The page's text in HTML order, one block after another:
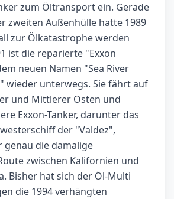
zum Öltransport ein. Gerade
zweiten Außenhülle hatte 1989
zur Ölkatastrophe werden
ist die reparierte "Exxon
neuen Namen "Sea River
wieder unterwegs. Sie fährt auf
und Mittlerer Osten und
Exxon-Tanker, darunter das
der "Valdez",
genau die damalige
zwischen Kalifornien und
Bisher hat sich der Öl-Multi
die 1994 verhängten